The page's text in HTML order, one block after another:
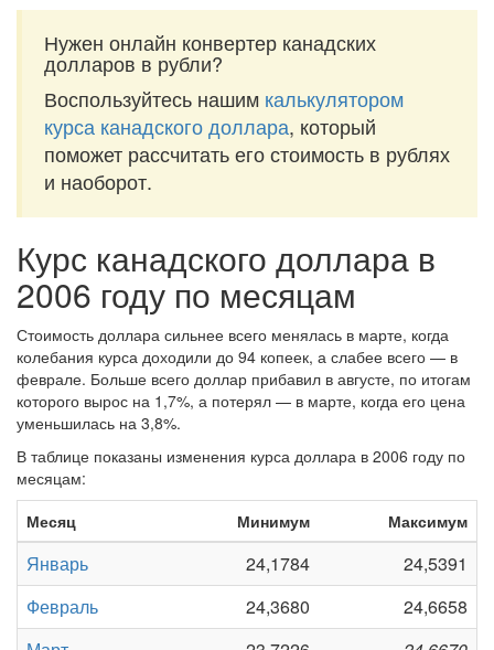
Нужен онлайн конвертер канадских
долларов в рубли?
Воспользуйтесь нашим калькулятором
курса канадского доллара, который
поможет рассчитать его стоимость в рублях
и наоборот.
Курс канадского доллара в
2006 году по месяцам
Стоимость доллара сильнее всего менялась в марте, когда
колебания курса доходили до 94 копеек, а слабее всего — в
феврале. Больше всего доллар прибавил в августе, по итогам
которого вырос на 1,7%, а потерял — в марте, когда его цена
уменьшилась на 3,8%.
В таблице показаны изменения курса доллара в 2006 году по
месяцам:
Месяц
Минимум Максимум
Январь 24,1784
24,5391
Февраль
24,3680
24,6658